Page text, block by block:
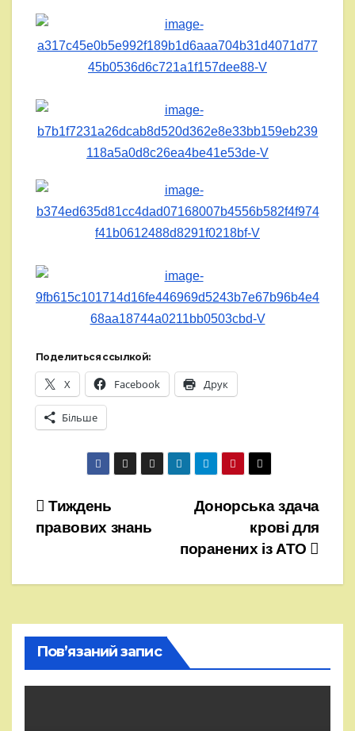
Поделиться ссылкой:
X Facebook Друк
Більше
Навігація
записів
Донорська здача
крові для
поранених із АТО
Тиждень
правових знань
Пов’язаний запис